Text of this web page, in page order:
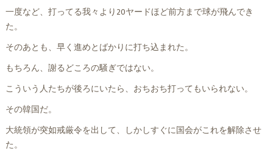
一度など、打ってる我々より20ヤードほど前方まで球が飛んでき
た。
そのあとも、早く進めとばかりに打ち込まれた。
もちろん、謝るどころの騒ぎではない。
こういう人たちが後ろにいたら、おちおち打ってもいられない。
その韓国だ。
大統領が突如戒厳令を出して、しかしすぐに国会がこれを解除させ
た。